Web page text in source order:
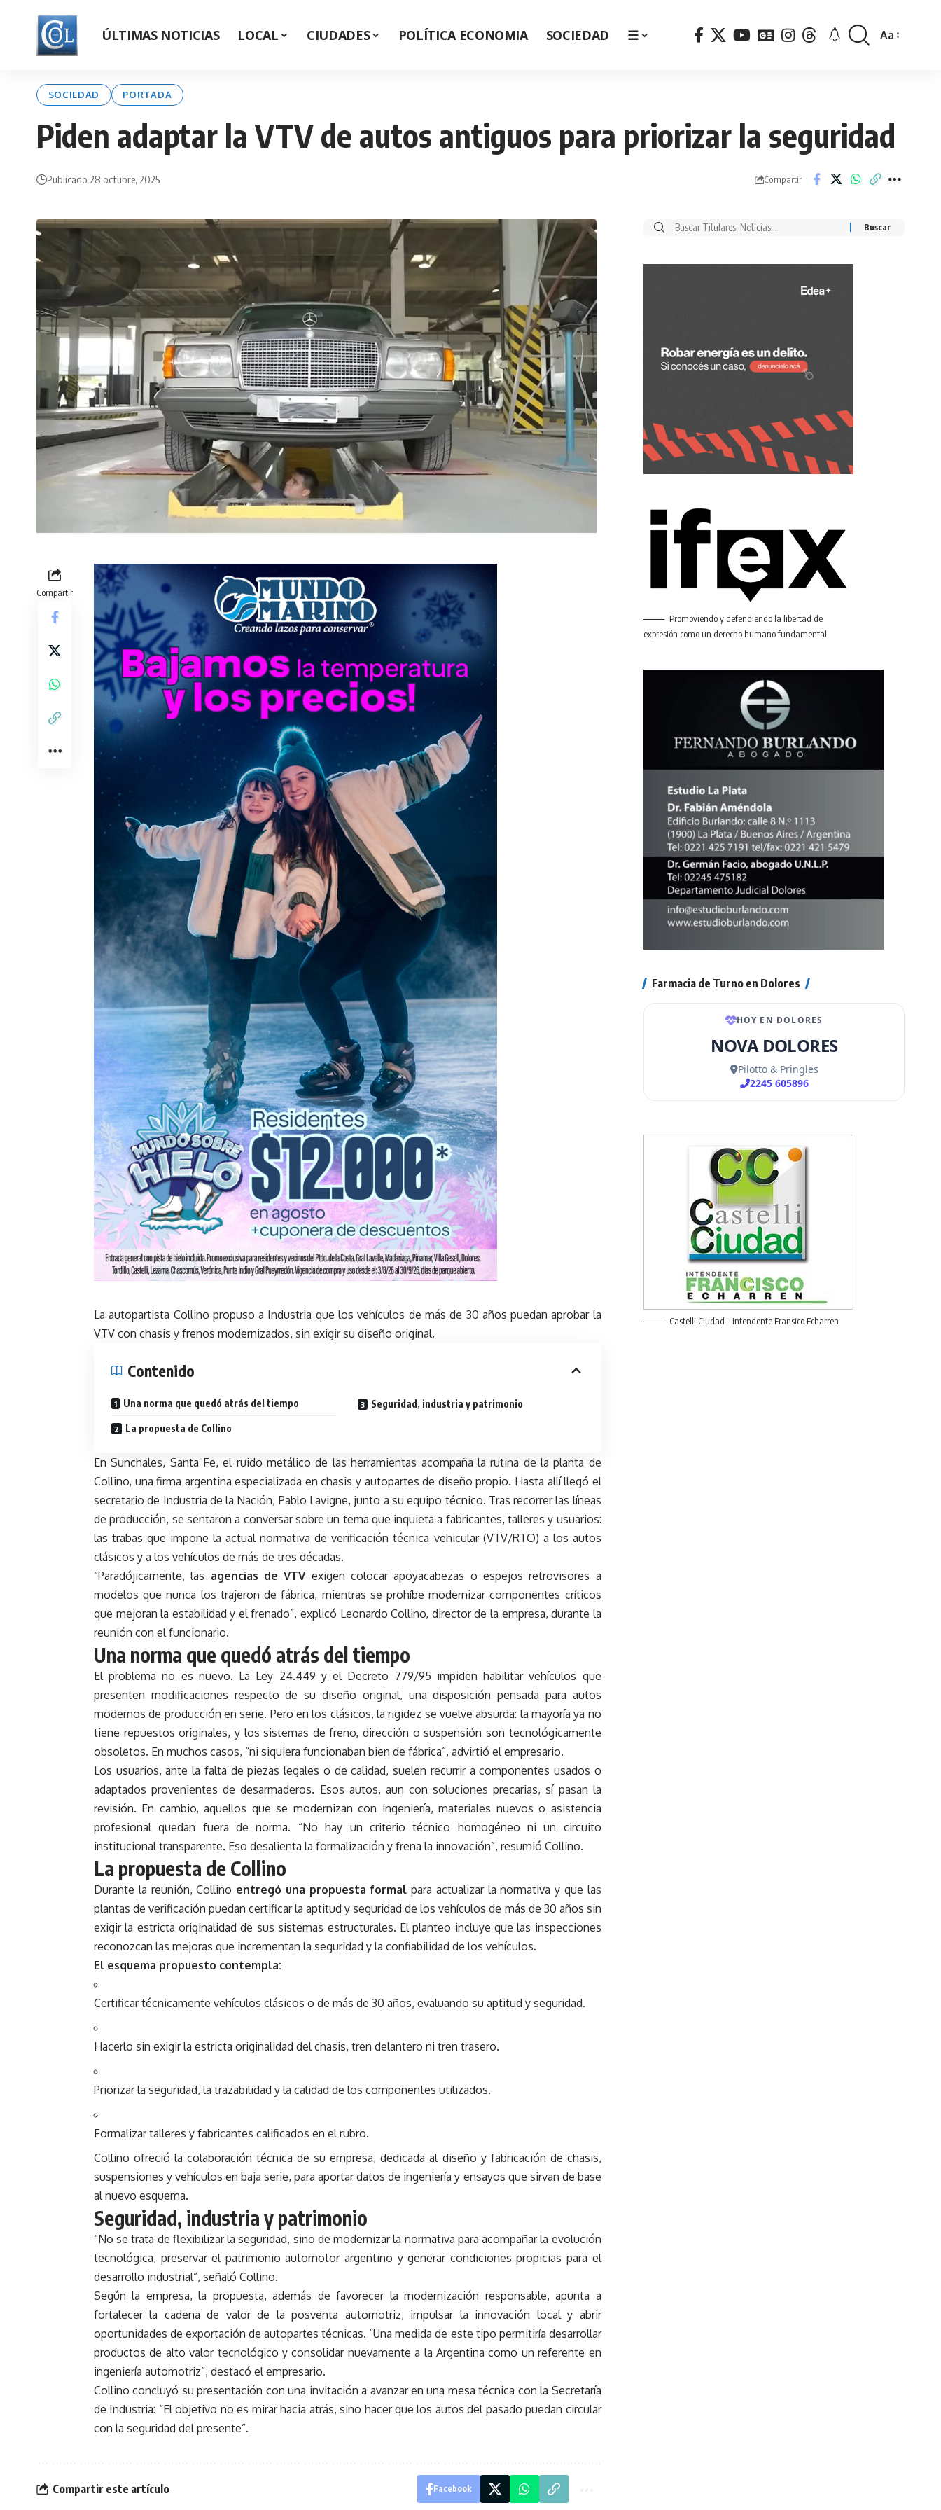
ÚLTIMAS NOTICIAS LOCAL CIUDADES POLÍTICA ECONOMIA SOCIEDAD ☰
Font
Aa
SOCIEDAD PORTADA
Piden adaptar la VTV de autos antiguos para priorizar la seguridad
Publicado 28 octubre, 2025 Compartir
Compartir
La autopartista Collino propuso a Industria que los vehículos de más de 30 años puedan aprobar la
VTV con chasis y frenos modernizados, sin exigir su diseño original.
Contenido
Una norma que quedó atrás del tiempo
La propuesta de Collino
Seguridad, industria y patrimonio
En Sunchales, Santa Fe, el ruido metálico de las herramientas acompaña la rutina de la planta de
Collino, una firma argentina especializada en chasis y autopartes de diseño propio. Hasta allí llegó el
secretario de Industria de la Nación, Pablo Lavigne, junto a su equipo técnico. Tras recorrer las líneas
de producción, se sentaron a conversar sobre un tema que inquieta a fabricantes, talleres y usuarios:
las trabas que impone la actual normativa de verificación técnica vehicular (VTV/RTO) a los autos
clásicos y a los vehículos de más de tres décadas.
“Paradójicamente, las agencias de VTVexigen colocar apoyacabezas o espejos retrovisores a
modelos que nunca los trajeron de fábrica, mientras se prohíbe modernizar componentes críticos
que mejoran la estabilidad y el frenado”, explicó Leonardo Collino, director de la empresa, durante la
reunión con el funcionario.
Una norma que quedó atrás del tiempo
El problema no es nuevo. La Ley 24.449 y el Decreto 779/95 impiden habilitar vehículos que
presenten modificaciones respecto de su diseño original, una disposición pensada para autos
modernos de producción en serie. Pero en los clásicos, la rigidez se vuelve absurda: la mayoría ya no
tiene repuestos originales, y los sistemas de freno, dirección o suspensión son tecnológicamente
obsoletos. En muchos casos, “ni siquiera funcionaban bien de fábrica”, advirtió el empresario.
Los usuarios, ante la falta de piezas legales o de calidad, suelen recurrir a componentes usados o
adaptados provenientes de desarmaderos. Esos autos, aun con soluciones precarias, sí pasan la
revisión. En cambio, aquellos que se modernizan con ingeniería, materiales nuevos o asistencia
profesional quedan fuera de norma. “No hay un criterio técnico homogéneo ni un circuito
institucional transparente. Eso desalienta la formalización y frena la innovación”, resumió Collino.
La propuesta de Collino
Durante la reunión, Collino entregó una propuesta formal para actualizar la normativa y que las
plantas de verificación puedan certificar la aptitud y seguridad de los vehículos de más de 30 años sin
exigir la estricta originalidad de sus sistemas estructurales. El planteo incluye que las inspecciones
reconozcan las mejoras que incrementan la seguridad y la confiabilidad de los vehículos.
El esquema propuesto contempla:
Certificar técnicamente vehículos clásicos o de más de 30 años, evaluando su aptitud y seguridad.
Hacerlo sin exigir la estricta originalidad del chasis, tren delantero ni tren trasero.
Priorizar la seguridad, la trazabilidad y la calidad de los componentes utilizados.
Formalizar talleres y fabricantes calificados en el rubro.
Collino ofreció la colaboración técnica de su empresa, dedicada al diseño y fabricación de chasis,
suspensiones y vehículos en baja serie, para aportar datos de ingeniería y ensayos que sirvan de base
al nuevo esquema.
Seguridad, industria y patrimonio
“No se trata de flexibilizar la seguridad, sino de modernizar la normativa para acompañar la evolución
tecnológica, preservar el patrimonio automotor argentino y generar condiciones propicias para el
desarrollo industrial”, señaló Collino.
Según la empresa, la propuesta, además de favorecer la modernización responsable, apunta a
fortalecer la cadena de valor de la posventa automotriz, impulsar la innovación local y abrir
oportunidades de exportación de autopartes técnicas. “Una medida de este tipo permitiría desarrollar
productos de alto valor tecnológico y consolidar nuevamente a la Argentina como un referente en
ingeniería automotriz”, destacó el empresario.
Collino concluyó su presentación con una invitación a avanzar en una mesa técnica con la Secretaría
de Industria: “El objetivo no es mirar hacia atrás, sino hacer que los autos del pasado puedan circular
con la seguridad del presente”.
Compartir este artículo Facebook
Buscar
Promoviendo y defendiendo la libertad de
expresión como un derecho humano fundamental.
Farmacia de Turno en Dolores
Castelli Ciudad - Intendente Fransico Echarren